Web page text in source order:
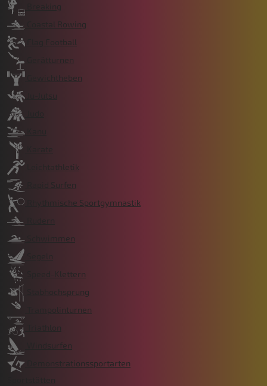
Breaking
Coastal Rowing
Flag Football
Gerätturnen
Gewichtheben
Ju-Jutsu
Leichtathletik
Rapid Surfen
Rhythmische Sportgymnastik
Rudern
Schwimmen
Segeln
Speed-Klettern
Stabhochsprung
Trampolinturnen
Triathlon
Windsurfen
Demonstrationssportarten
Sportstätten